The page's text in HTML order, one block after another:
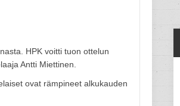
HPK voitti tuon ottelun
Antti Miettinen.
ovat rämpineet alkukauden